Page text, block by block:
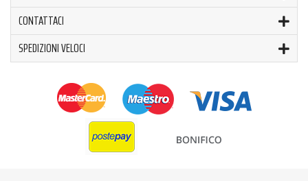
CONTATTACI
SPEDIZIONI VELOCI